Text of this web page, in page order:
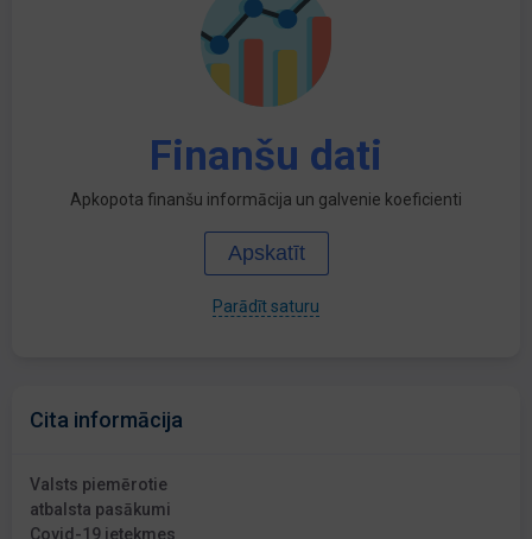
Finanšu dati
Apkopota finanšu informācija un galvenie koeficienti
Apskatīt
Parādīt saturu
Cita informācija
Valsts piemērotie
atbalsta pasākumi
Covid-19 ietekmes